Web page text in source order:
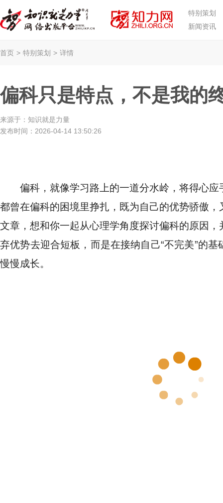
特别策划
新闻资讯
首页 > 特别策划 > 详情
偏科只是特点，不是我的
来源于： 知识就是力量
发布时间： 2026-04-14 13:50:26
偏科，就像学习路上的一道分水岭，将得心
都曾在偏科的困境里挣扎，既为自己的优势骄傲
文章，想和你一起从心理学角度探讨偏科的原因
弃优势去迎合短板，而是在接纳自己“不完美”的
慢慢成长。